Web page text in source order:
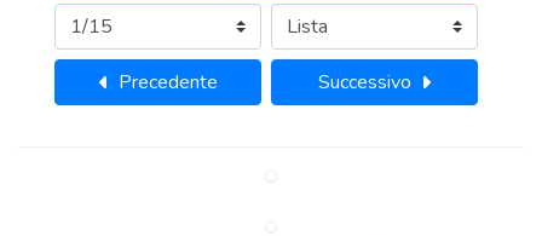
Precedente Successivo